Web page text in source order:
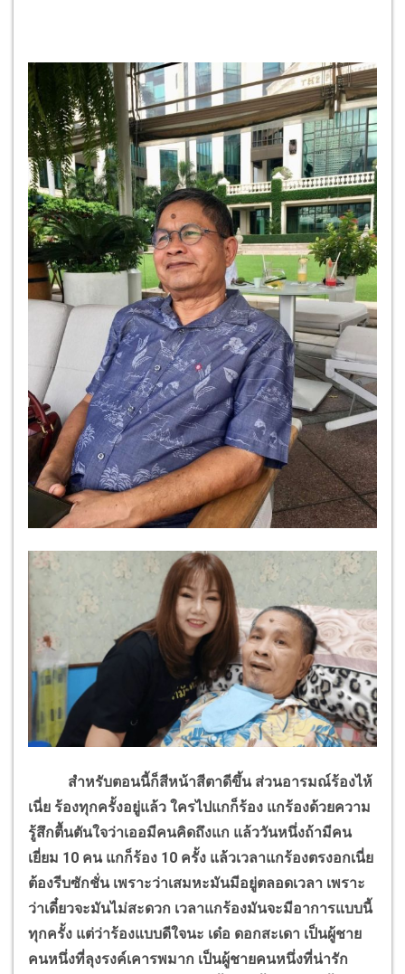
สำหรับตอนนี้ก็สีหน้าสีตาดีขึ้น ส่วนอารมณ์ร้องไห้
เนี่ย ร้องทุกครั้งอยู่แล้ว ใครไปแกก็ร้อง แกร้องด้วยความ
รู้สึกตื้นตันใจว่าเออมีคนคิดถึงแก แล้ววันหนึ่งถ้ามีคน
เยี่ยม 10 คน แกก็ร้อง 10 ครั้ง แล้วเวลาแกร้องตรงอกเนี่ย
ต้องรีบซักชั่น เพราะว่าเสมหะมันมีอยู่ตลอดเวลา เพราะ
ว่าเดี๋ยวจะมันไม่สะดวก เวลาแกร้องมันจะมีอาการแบบนี้
ทุกครั้ง แต่ว่าร้องแบบดีใจนะ เด๋อ ดอกสะเดา เป็นผู้ชาย
คนหนึ่งที่ลุงรงค์เคารพมาก เป็นผู้ชายคนหนึ่งที่น่ารัก